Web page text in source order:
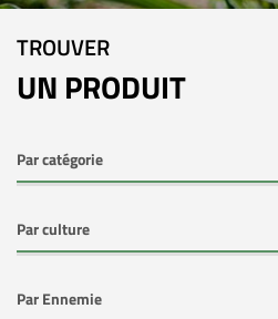
TROUVER
UN PRODUIT